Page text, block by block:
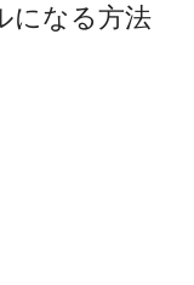
になる方法